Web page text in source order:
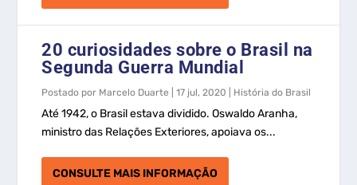
20 curiosidades sobre o Brasil na
Segunda Guerra Mundial
Postado por Marcelo Duarte |17 jul, 2020 História do Brasil
Até 1942, o Brasil estava dividido. Oswaldo Aranha,
ministro das Relações Exteriores, apoiava os...
CONSULTE MAIS INFORMAÇÃO